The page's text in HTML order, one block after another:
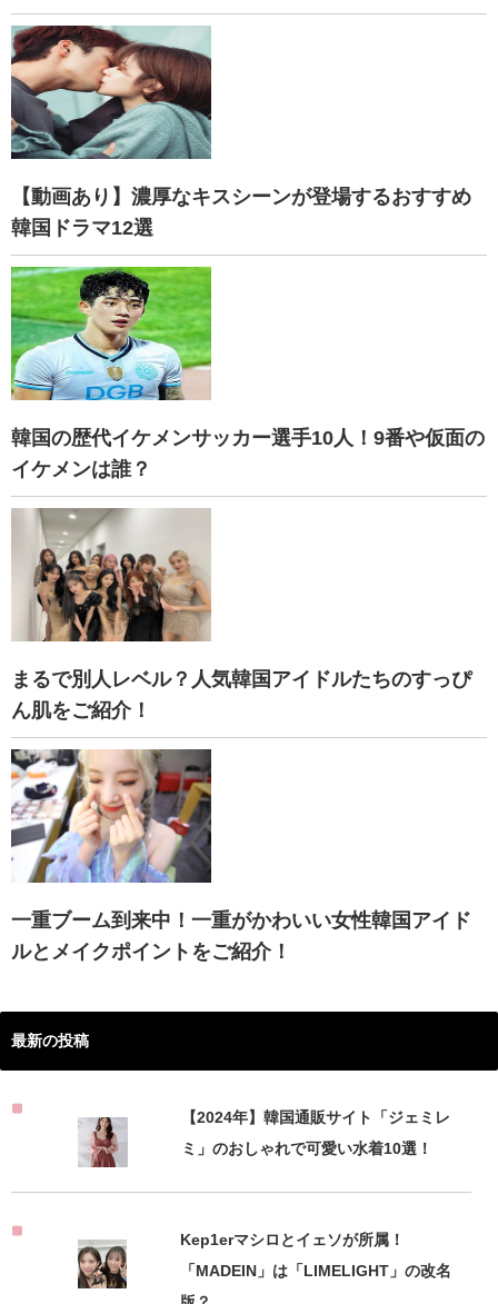
【動画あり】濃厚なキスシーンが登場するおすすめ
韓国ドラマ12選
韓国の歴代イケメンサッカー選手10人！9番や仮面の
イケメンは誰？
まるで別人レベル？人気韓国アイドルたちのすっぴ
ん肌をご紹介！
一重ブーム到来中！一重がかわいい女性韓国アイド
ルとメイクポイントをご紹介！
最新の投稿
【2024年】韓国通販サイト「ジェミレ
ミ」のおしゃれで可愛い水着10選！
Kep1erマシロとイェソが所属！
「MADEIN」は「LIMELIGHT」の改名